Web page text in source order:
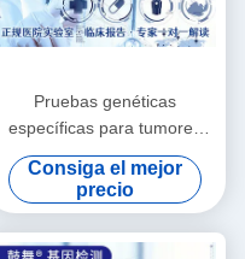
Pruebas genéticas
específicas para tumores
masculinos 18 artículos
Pruebas genéticas para
enfermedades
Consiga el mejor
precio